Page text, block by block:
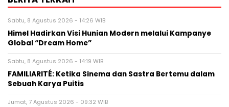
Sabtu, 8 Agustus 2026 - 14:26 WIB
Himel Hadirkan Visi Hunian Modern melalui Kampanye
Global “Dream Home”
Sabtu, 8 Agustus 2026 - 14:19 WIB
FAMILIARITÉ: Ketika Sinema dan Sastra Bertemu dalam
Sebuah Karya Puitis
Jumat, 7 Agustus 2026 - 09:32 WIB